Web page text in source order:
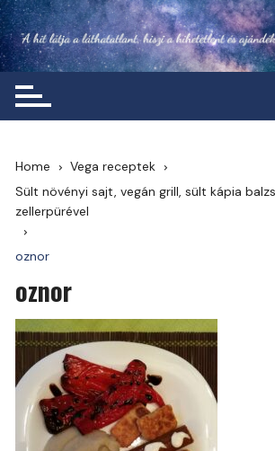
Skip
to
content
Home
Vega receptek
Sült növényi sajt, vegán grill, sült kápia
zellerpürével
oznor
oznor